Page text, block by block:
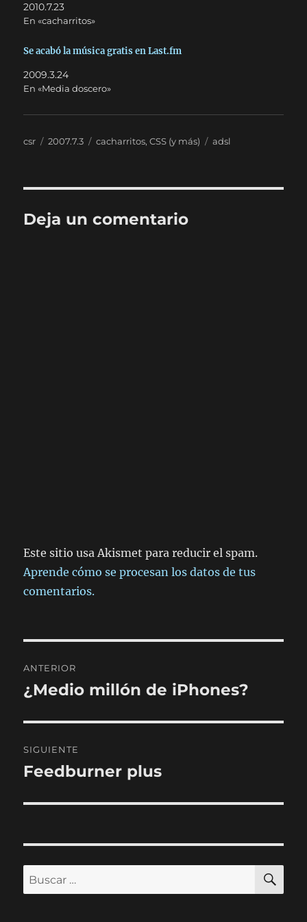
2010.7.23
En «cacharritos»
Se acabó la música gratis en Last.fm
2009.3.24
En «Media doscero»
Autor
csr
Publicado
2007.7.3 Categorías
cacharritos,CSS (y más) Etiquetas
adsl
Deja un comentario
Este sitio usa Akismet para reducir el spam.
Aprende cómo se procesan los datos de tus
comentarios.
de
ANTERIOR
Entrada
¿Medio millón de iPhones?
SIGUIENTE
Entrada
Feedburner plus
Buscar
por: